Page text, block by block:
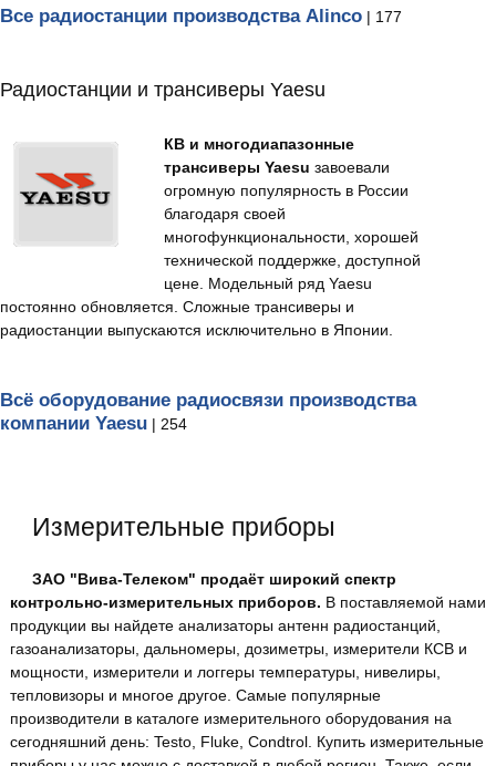
Все радиостанции производства Alinco | 177
Радиостанции и трансиверы Yaesu
КВ и многодиапазонные
трансиверы Yaesu завоевали
огромную популярность в России
благодаря своей
многофункциональности, хорошей
технической поддержке, доступной
цене. Модельный ряд Yaesu
постоянно обновляется. Сложные трансиверы и
радиостанции выпускаются исключительно в Японии.
Всё оборудование радиосвязи производства
компании Yaesu | 254
Измерительные приборы
ЗАО "Вива-Телеком" продаёт широкий спектр
контрольно-измерительных приборов. В поставляемой нами
продукции вы найдете анализаторы антенн радиостанций,
газоанализаторы, дальномеры, дозиметры, измерители КСВ и
мощности, измерители и логгеры температуры, нивелиры,
тепловизоры и многое другое. Самые популярные
производители в каталоге измерительного оборудования на
сегодняшний день: Testo, Fluke, Condtrol. Купить измерительные